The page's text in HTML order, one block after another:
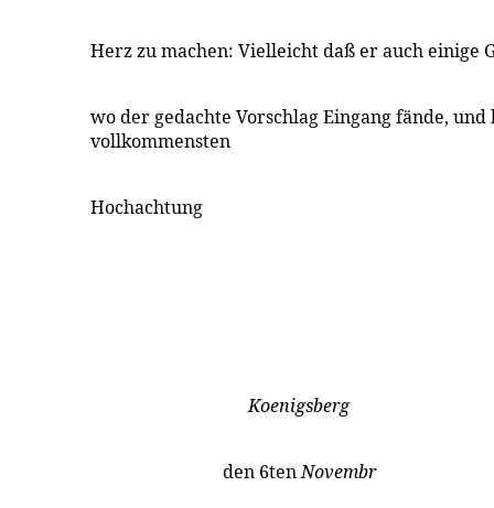
Herz zu machen: Vielleicht daß er auch einige
wo der gedachte Vorschlag Eingang fände,
vollkommensten
Hochachtung
Koenigsberg
den 6tenNovembr